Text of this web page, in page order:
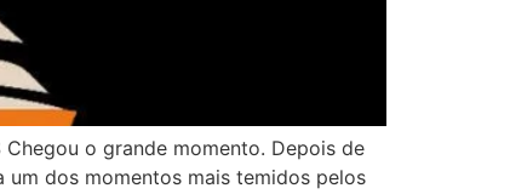
Chegou o grande momento. Depois de
um dos momentos mais temidos pelos